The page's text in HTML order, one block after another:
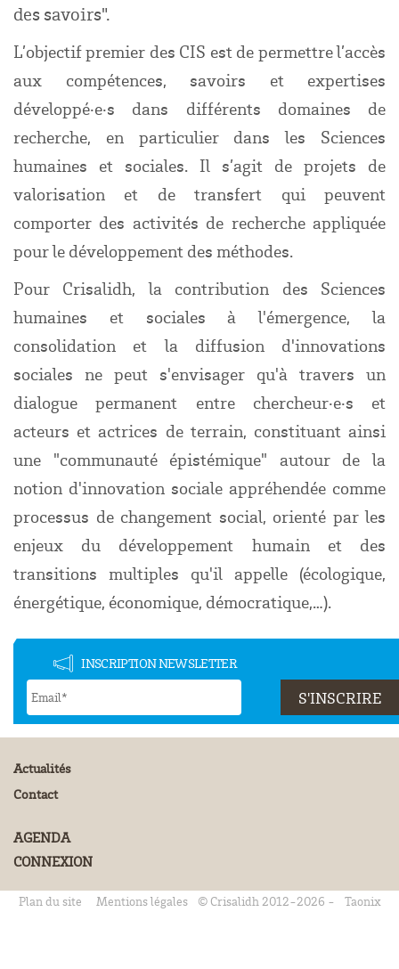
des savoirs".
L’objectif premier des CIS est de permettre l’accès
aux compétences, savoirs et expertises
développé·e·s dans différents domaines de
recherche, en particulier dans les Sciences
humaines et sociales. Il s’agit de projets de
valorisation et de transfert qui peuvent
comporter des activités de recherche appliquée
pour le développement des méthodes.
Pour Crisalidh, la contribution des Sciences
humaines et sociales à l'émergence, la
consolidation et la diffusion d'innovations
sociales ne peut s'envisager qu'à travers un
dialogue permanent entre chercheur·e·s et
acteurs et actrices de terrain, constituant ainsi
une "communauté épistémique" autour de la
notion d'innovation sociale appréhendée comme
processus de changement social, orienté par les
enjeux du développement humain et des
transitions multiples qu'il appelle (écologique,
énergétique, économique, démocratique,…).
INSCRIPTION NEWSLETTER
Actualités
Contact
AGENDA
CONNEXION
Plan du site Mentions légales © Crisalidh 2012-2026 - Taonix